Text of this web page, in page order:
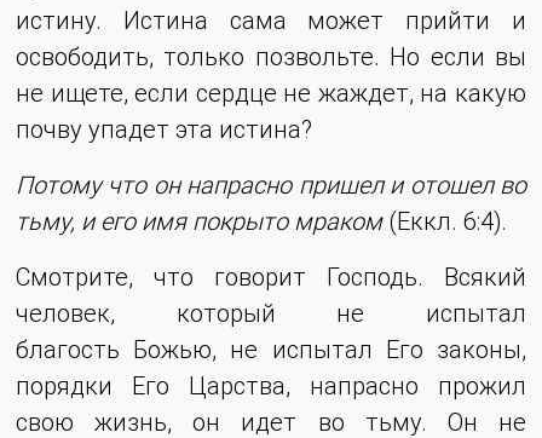
истину. Истина сама может прийти и
освободить, только позвольте. Но если вы
не ищете, если сердце не жаждет, на какую
почву упадет эта истина?
Потому что он напрасно пришел и отошел во
тьму, и его имя покрыто мраком (Еккл. 6:4).
Смотрите, что говорит Господь. Всякий
человек, который не испытал
благость Божью, не испытал Его законы,
порядки Его Царства, напрасно прожил
свою жизнь, он идет во тьму. Он не